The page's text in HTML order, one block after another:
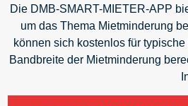
Die DMB-SMART-MIETER-APP
um das Thema Mietminderung
können sich kostenlos für
Bandbreite der Mietminderung